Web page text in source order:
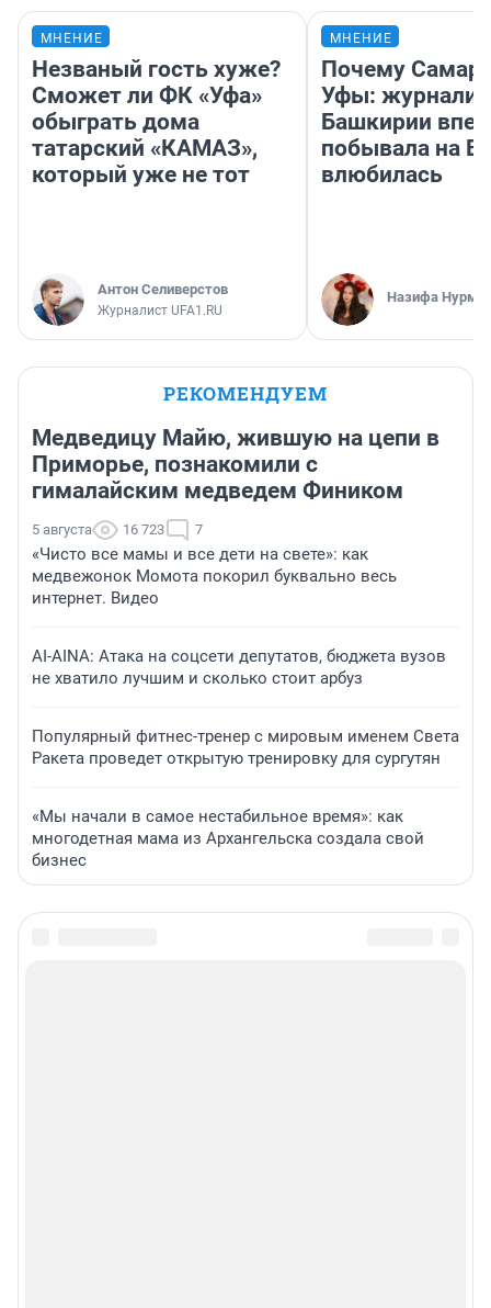
МНЕНИЕ
Незваный гость хуже?
Сможет ли ФК «Уфа»
обыграть дома
татарский «КАМАЗ»,
который уже не тот
Антон Селиверстов
Журналист UFA1.RU
МНЕНИЕ
Почему
Уфы:
Башкирии
побывала на
влюбилась
Назифа
РЕКОМЕНДУЕМ
Медведицу Майю, жившую на цепи в
Приморье, познакомили с
гималайским медведем Фиником
5 августа 16 723 7
«Чисто все мамы и все дети на свете»: как
медвежонок Момота покорил буквально весь
интернет. Видео
AI-AINA: Атака на соцсети депутатов, бюджета вузов
не хватило лучшим и сколько стоит арбуз
Популярный фитнес-тренер с мировым именем Света
Ракета проведет открытую тренировку для сургутян
«Мы начали в самое нестабильное время»: как
многодетная мама из Архангельска создала свой
бизнес